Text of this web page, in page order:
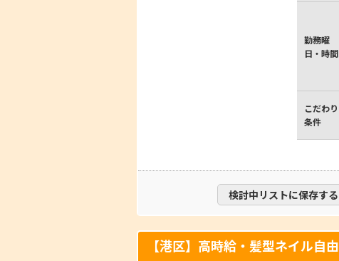
勤務曜
日・時間
こだわり
条件
検討中リストに保存する
【港区】高時給・髪型ネイル自